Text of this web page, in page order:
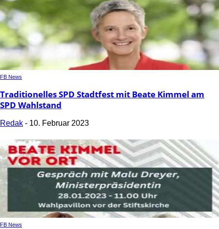
FB News
Traditionelles SPD Stadtfest mit Beate Kimmel am
SPD Wahlstand
Redak - 10. Februar 2023
FB News